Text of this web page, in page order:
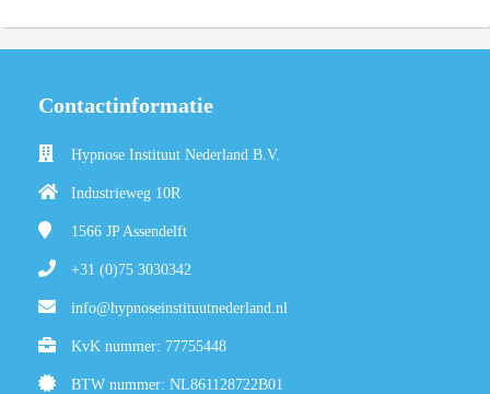
Contactinformatie
Hypnose Instituut Nederland B.V.
Industrieweg 10R
1566 JP Assendelft
+31 (0)75 3030342
info@hypnoseinstituutnederland.nl
KvK nummer: 77755448
BTW nummer: NL861128722B01